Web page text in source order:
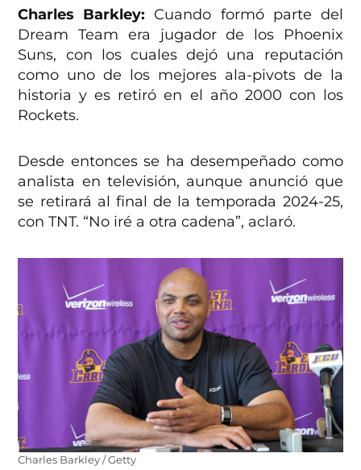
Charles Barkley: Cuando formó parte del
Dream Team era jugador de los Phoenix
Suns, con los cuales dejó una reputación
como uno de los mejores ala-pivots de la
historia y es retiró en el año 2000 con los
Rockets.
Desde entonces se ha desempeñado como
analista en televisión, aunque anunció que
se retirará al final de la temporada 2024-25,
con TNT. “No iré a otra cadena”, aclaró.
Charles Barkley / Getty